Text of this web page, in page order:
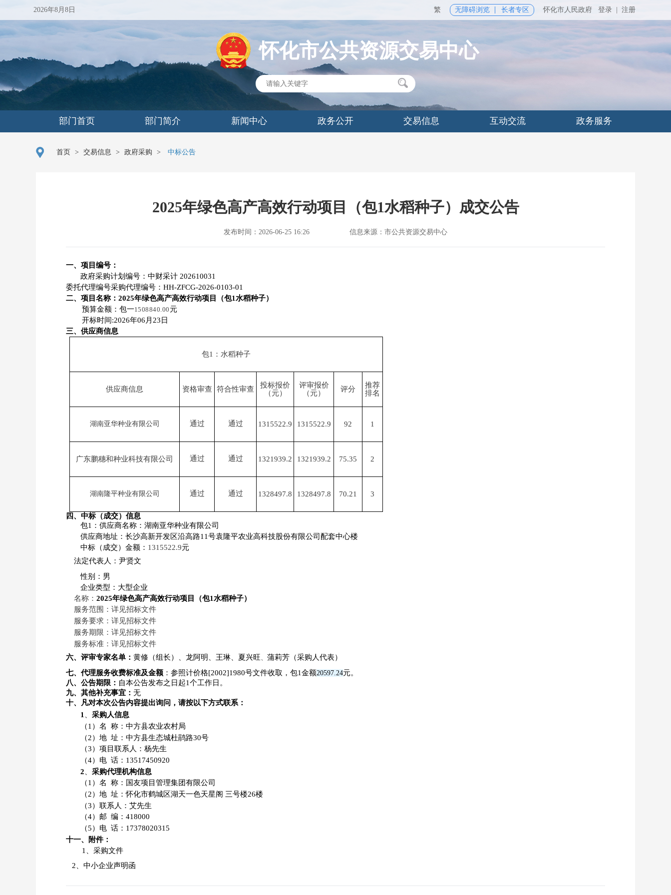
2026年8月8日 繁 无障碍浏览 长者专区 怀化市人民政府 登录 注册
怀化市公共资源交易中心
部门首页 部门简介 新闻中心 政务公开 交易信息 互动交流 政务服务
首页 > 交易信息 > 政府采购 > 中标公告
2025年绿色高产高效行动项目（包1水稻种子）成交公告
发布时间：2026-06-25 16:26 信息来源：市公共资源交易中心
一、项目编号：
政府采购计划编号：中财采计 202610031
委托代理编号采购代理编号： HH-ZFCG-2026-0103-01
二、项目名称： 2025年绿色高产高效行动项目 （包1水稻种子）
预算金额：包一1508840.00 元
开标时间:2026年06 月 23 日
三、供应商信息
包1 ：水稻种子
供应商信息 资格审查 符合性审查
投标报价
（元）
评审报价
（元）
评分
推荐
排名
湖南亚华种业有限公司 通过 通过 1315522.9 1315522.9 92 1
广东鹏穗和种业科技有限公司 通过 通过 1321939.2 1321939.2 75.35 2
湖南隆平种业有限公司 通过 通过 1328497.8 1328497.8 70.21 3
四、中标（成交）信息
包1 ：供应商名称：湖南亚华种业有限公司
供应商地址：长沙高新开发区沿高路11号袁隆平农业高科技股份有限公司配套中心楼
中标（成交）金额： 1315522.9元
法定代表人： 尹贤文
性别：男
企业类型 ： 大型企业
名称：2025年绿色高产高效行动项目 （包1水稻种子）
服务范围：详见招标文件
服务要求：详见招标文件
服务期限：详见招标文件
服务标准：详见招标文件
六、评审专家名单： 黄修（组长）、龙阿明、王琳、夏兴旺 蒲莉芳 （采购人代表）
七、代理服务收费标准及金额 ：参照计价格[2002]1980号文件收取，包1金额20597.24元。
八、公告期限： 自本公告发布之日起1个工作日。
九、其他补充事宜： 无
十、凡对本次公告内容提出询问，请按以下方式联系：
1、 采购人信息
（1）名 称： 中方县农业农村局
（2）地 址：中方县生态城杜鹃路30号
（3）项目联系人：杨先生
（4）电 话： 13517450920
2
采购代理机构信息
（1）名 称：国友项目管理集团有限公司
（2）地 址：怀化市鹤城区湖天一色天星阁 三号楼26楼
（3）联系人：艾先生
（4）邮 编：418000
（5）电 话：17378020315
十一、附件：
1、采购文件
2、中小企业声明函